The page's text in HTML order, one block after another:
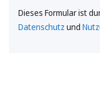
Dieses Formular ist
Datenschutz und